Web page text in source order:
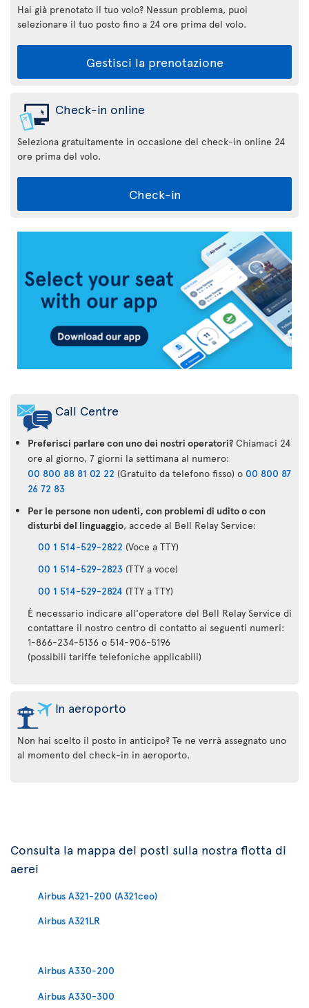
Hai già prenotato il tuo volo? Nessun problema, puoi
selezionare il tuo posto fino a 24 ore prima del volo.
Gestisci la prenotazione
Check-in online
Seleziona gratuitamente in occasione del check-in online 24
ore prima del volo.
Check-in
Transat
Call Centre
Preferisci parlare con uno dei nostri operatori? Chiamaci 24
ore al giorno, 7 giorni la settimana al numero:
00 800 88 81 02 22 (Gratuito da telefono fisso) o 00 800 87
26 72 83
Per le persone non udenti, con problemi di udito o con
disturbi del linguaggio, accede al Bell Relay Service:
00 1 514-529-2822 (Voce a TTY)
00 1 514-529-2823 (TTY a voce)
00 1 514-529-2824 (TTY a TTY)
È necessario indicare all'operatore del Bell Relay Service di
contattare il nostro centro di contatto ai seguenti numeri:
1-866-234-5136 o 514-906-5196
(possibili tariffe telefoniche applicabili)
In aeroporto
Non hai scelto il posto in anticipo? Te ne verrà assegnato uno
al momento del check-in in aeroporto.
Consulta la mappa dei posti sulla nostra flotta di
aerei
Airbus A321-200 (A321ceo)
Airbus A321LR
Airbus A330-200
Airbus A330-300